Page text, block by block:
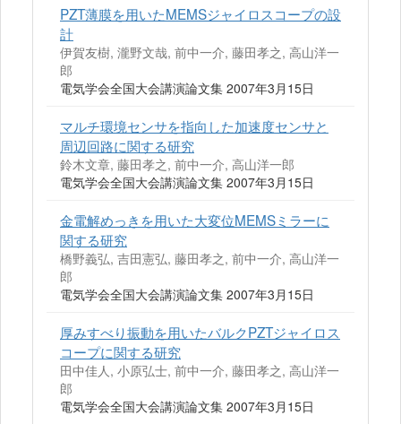
PZT薄膜を用いたMEMSジャイロスコープの設
計
伊賀友樹, 瀧野文哉, 前中一介, 藤田孝之, 高山洋一
郎
電気学会全国大会講演論文集 2007年3月15日
マルチ環境センサを指向した加速度センサと
周辺回路に関する研究
鈴木文章, 藤田孝之, 前中一介, 高山洋一郎
電気学会全国大会講演論文集 2007年3月15日
金電解めっきを用いた大変位MEMSミラーに
関する研究
橋野義弘, 吉田憲弘, 藤田孝之, 前中一介, 高山洋一
郎
電気学会全国大会講演論文集 2007年3月15日
厚みすべり振動を用いたバルクPZTジャイロス
コープに関する研究
田中佳人, 小原弘士, 前中一介, 藤田孝之, 高山洋一
郎
電気学会全国大会講演論文集 2007年3月15日